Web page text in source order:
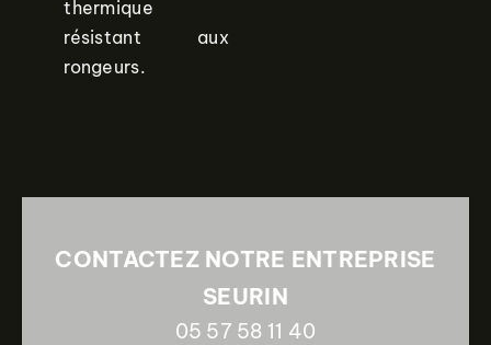
thermique
résistant aux
rongeurs.
CONTACTEZ NOTRE ENTREPRISE
SEURIN
05 57 58 11 40